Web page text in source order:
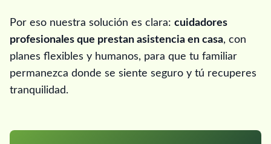
Por eso nuestra solución es clara: cuidadores
profesionales que prestan asistencia en casa, con
planes flexibles y humanos, para que tu familiar
permanezca donde se siente seguro y tú recuperes
tranquilidad.